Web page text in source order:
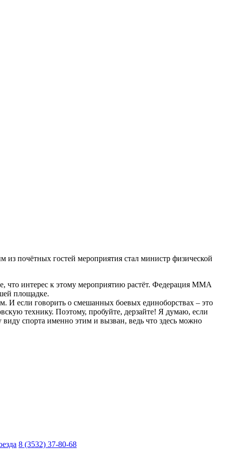
почётных гостей мероприятия стал министр физической
что интерес к этому мероприятию растёт. Федерация ММА
площадке.
И если говорить о смешанных боевых единоборствах – это
технику. Поэтому, пробуйте, дерзайте! Я думаю, если
спорта именно этим и вызван, ведь что здесь можно
8 (3532) 37-80-68